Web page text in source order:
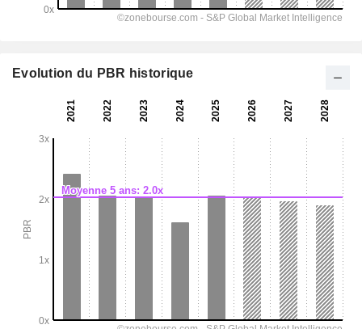
Evolution du PBR historique